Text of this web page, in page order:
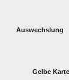
Auswechslung
Gelbe Karte